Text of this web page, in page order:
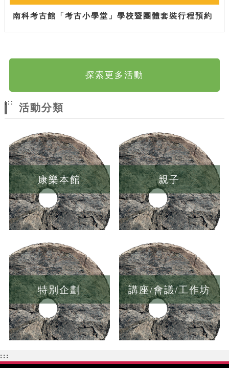
南科考古館「考古小學堂」學校暨團體套裝行程預約
探索更多活動
:::
活動分類
康樂本館 親子
特別企劃 講座/會議/工作坊
:::